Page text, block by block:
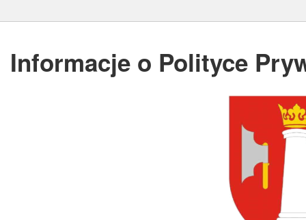
Informacje o Polityce